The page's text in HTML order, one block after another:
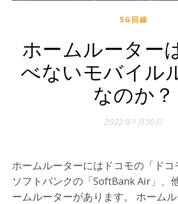
5G回線
ホームルーター
べないモバイル
なのか？
2022年1月30日
ホームルーターにはドコモの「ドコモ home 5G」や
ソフトバンクの「SoftBank Air」、
ームルーターがあります。 ホーム